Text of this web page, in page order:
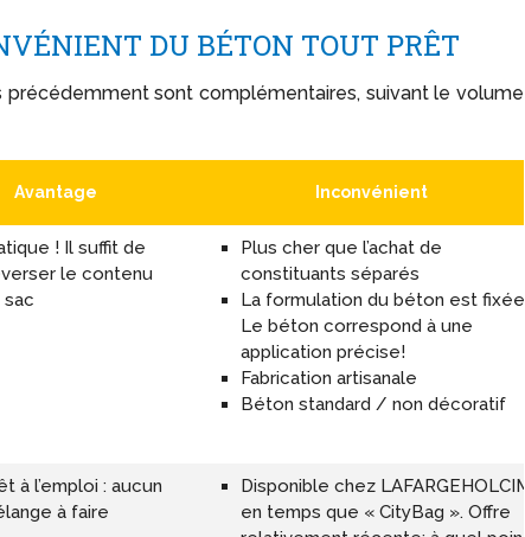
DU BÉTON TOUT PRÊT
précédemment sont complémentaires, suivant le volume
Avantage Inconvénient
! Il suffit de
le contenu
sac
Plus cher que l’achat de
constituants séparés
La formulation du béton est fixée !
Le béton correspond à une
application précise!
Fabrication artisanale
Béton standard / non décoratif
à l’emploi : aucun
à faire
Disponible chez LAFARGEHOLCIM
en temps que « CityBag ». Offre